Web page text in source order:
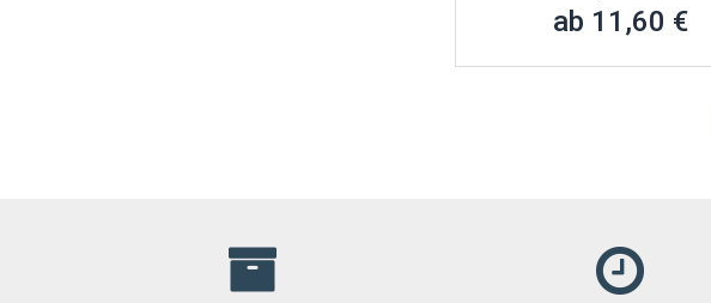
ab 11,60 €